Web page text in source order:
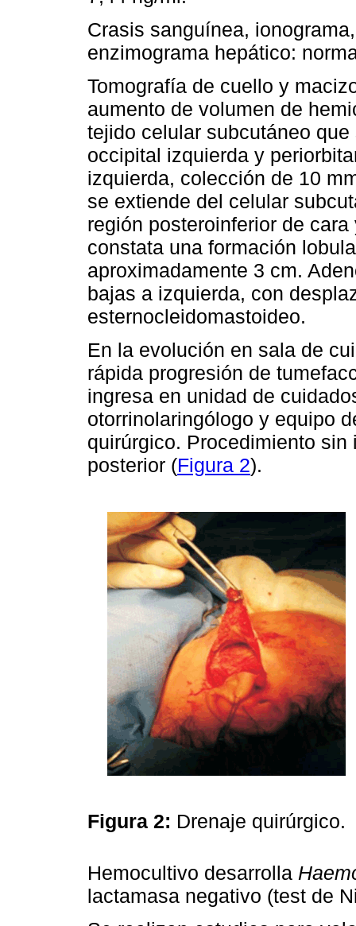
Crasis sanguínea,
enzimograma hepático:
Tomografía de cuello y
aumento de volumen de
tejido celular subcutáneo
occipital izquierda y
izquierda, colección de 10
se extiende del celular
región posteroinferior de
constata una formación
aproximadamente 3 cm.
bajas a izquierda, con
esternocleidomastoideo.
En la evolución en sala de
rápida progresión de
ingresa en unidad de
otorrinolaringólogo y equipo
quirúrgico. Procedimiento
posterior (Figura 2).
Figura 2: Drenaje quirúrgico.
Hemocultivo desarrolla
lactamasa negativo (test de